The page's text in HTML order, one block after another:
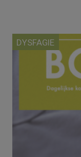
DYSFAGIE